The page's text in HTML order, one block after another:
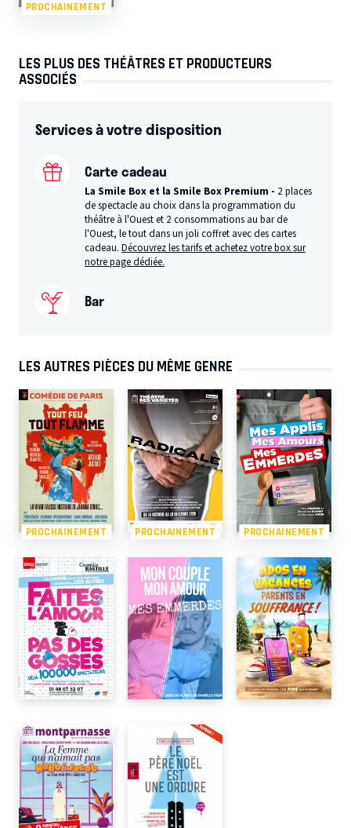
PROCHAINEMENT
LES PLUS DES THÉÂTRES ET PRODUCTEURS
ASSOCIÉS
Services à votre disposition
Carte cadeau
La Smile Box et la Smile Box Premium - 2 places
de spectacle au choix dans la programmation du
théâtre à l'Ouest et 2 consommations au bar de
l'Ouest, le tout dans un joli coffret avec des cartes
cadeau.Découvrez les tarifs et achetez votre box sur
notre page dédiée.
Bar
LES AUTRES PIÈCES DU MÊME GENRE
PROCHAINEMENT PROCHAINEMENT PROCHAINEMENT